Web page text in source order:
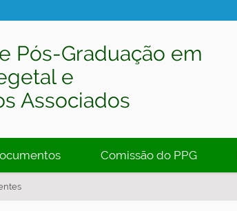
Pós-Graduação em
e
Associados
Comissão do PPG